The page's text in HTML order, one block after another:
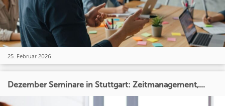
25. Februar 2026
Dezember Seminare in Stuttgart: Zeitmanagement,...